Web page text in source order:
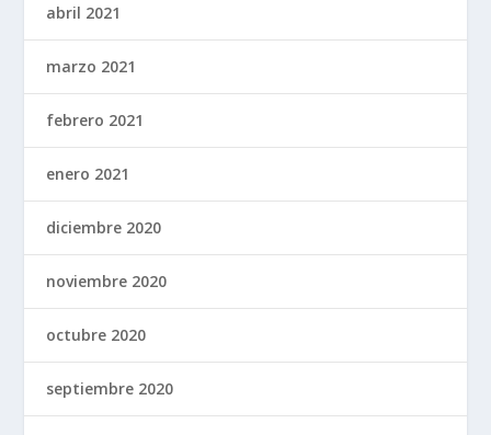
abril 2021
marzo 2021
febrero 2021
enero 2021
diciembre 2020
noviembre 2020
octubre 2020
septiembre 2020